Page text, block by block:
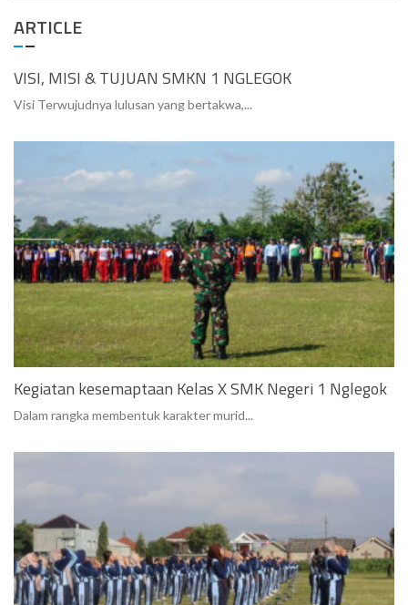
ARTICLE
VISI, MISI & TUJUAN SMKN 1 NGLEGOK
Visi Terwujudnya lulusan yang bertakwa,...
Kegiatan kesemaptaan Kelas X SMK Negeri 1 Nglegok
Dalam rangka membentuk karakter murid...